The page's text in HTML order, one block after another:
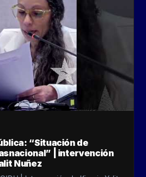
“Situación de
| intervención
Nuñez